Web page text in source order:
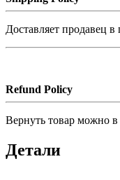
Доставляет продавец
Refund Policy
Вернуть товар можно в
Детали